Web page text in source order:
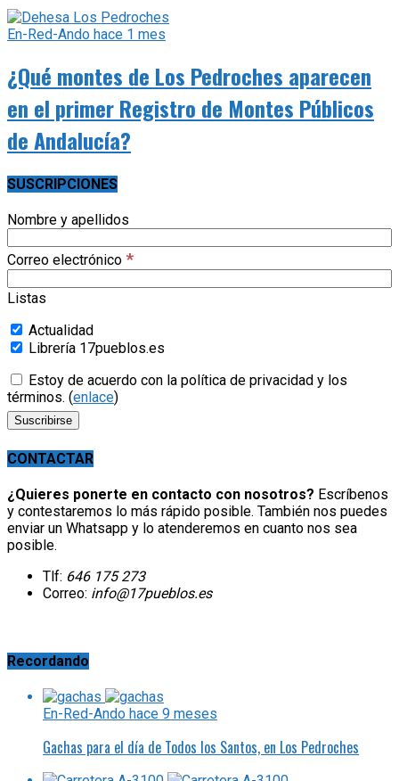
En-Red-Ando hace 1 mes
¿Qué montes de Los Pedroches aparecen
en el primer Registro de Montes Públicos
de Andalucía?
SUSCRIPCIONES
Nombre y apellidos
Correo electrónico *
Listas
Actualidad
Librería 17pueblos.es
Estoy de acuerdo con la política de privacidad y los
términos. (enlace)
CONTACTAR
¿Quieres ponerte en contacto con nosotros? Escríbenos
y contestaremos lo más rápido posible. También nos puedes
enviar un Whatsapp y lo atenderemos en cuanto nos sea
posible.
Tlf: 646 175 273
Correo: info@17pueblos.es
Recordando
En-Red-Ando hace 9 meses
Gachas para el día de Todos los Santos, en Los Pedroches